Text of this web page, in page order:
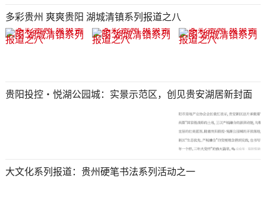
多彩贵州 爽爽贵阳 湖城清镇系列报道之八
贵阳投控・悦湖公园城：实景示范区，创见贵安湖居新封面
大文化系列报道：贵州硬笔书法系列活动之一